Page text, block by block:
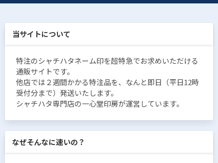
当サイトについて
特注のシャチハタネーム印を超特急でお求めいただける
通販サイトです。
他店では２週間かかる特注品を、なんと即日（平日12時
受付分まで）発送いたします。
シャチハタ専門店の一心堂印房が運営しています。
なぜそんなに速いの？